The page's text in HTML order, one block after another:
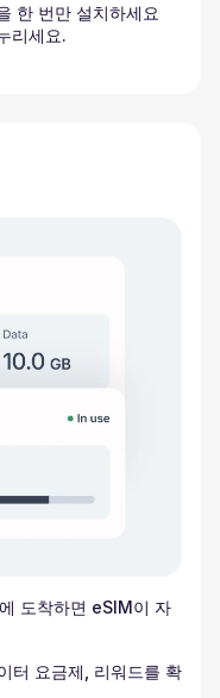
한 번만 설치하세요
리세요.
도착하면 eSIM이 자
터 요금제, 리워드를 확